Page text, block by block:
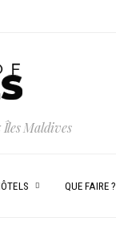
Îles Maldives
QUE FAIRE ?